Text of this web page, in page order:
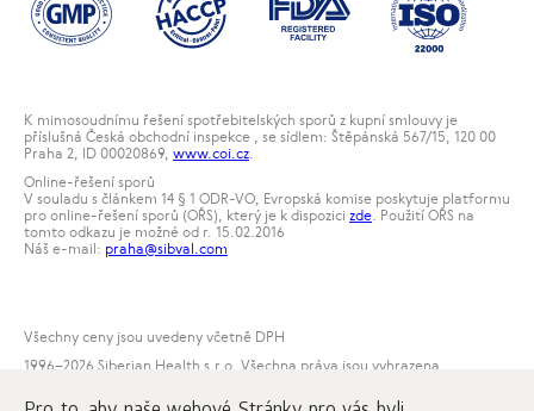
K mimosoudnímu řešení spotřebitelských sporů z kupní smlouvy je
příslušná Česká obchodní inspekce , se sídlem: Štěpánská 567/15, 120 00
Praha 2, ID 00020869, www.coi.cz.
Online-řešení sporů
V souladu s článkem 14 § 1 ODR-VO, Evropská komise poskytuje platformu
pro online-řešení sporů (OŘS), který je k dispozici zde. Použití OŘS na
tomto odkazu je možné od r. 15.02.2016
Náš e-mail: praha@sibval.com
Všechny ceny jsou uvedeny včetně DPH
1996–2026 Siberian Health s.r.o. Všechna práva jsou vyhrazena.